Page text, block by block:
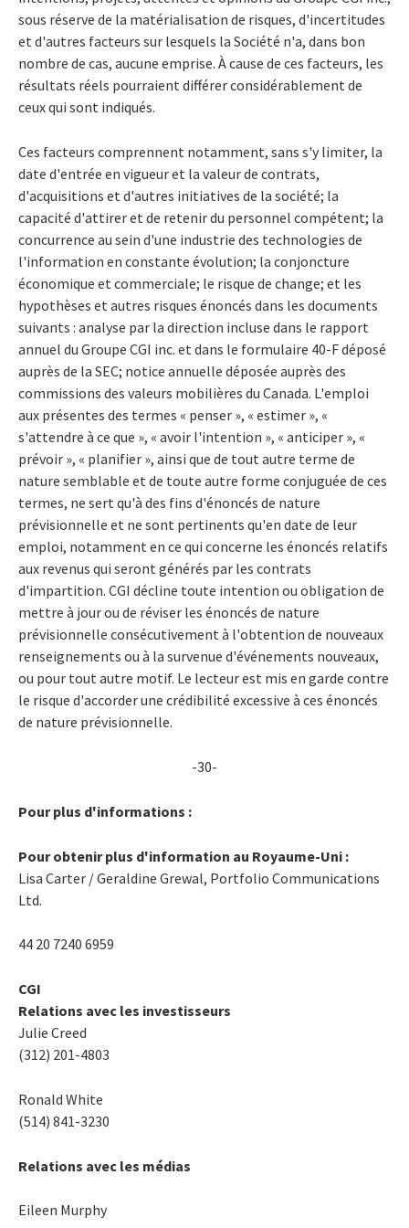
sous réserve de la matérialisation de risques, d'incertitudes
et d'autres facteurs sur lesquels la Société n'a, dans bon
nombre de cas, aucune emprise. À cause de ces facteurs, les
résultats réels pourraient différer considérablement de
ceux qui sont indiqués.
Ces facteurs comprennent notamment, sans s'y limiter, la
date d'entrée en vigueur et la valeur de contrats,
d'acquisitions et d'autres initiatives de la société; la
capacité d'attirer et de retenir du personnel compétent; la
concurrence au sein d'une industrie des technologies de
l'information en constante évolution; la conjoncture
économique et commerciale; le risque de change; et les
hypothèses et autres risques énoncés dans les documents
suivants : analyse par la direction incluse dans le rapport
annuel du Groupe CGI inc. et dans le formulaire 40-F déposé
auprès de la SEC; notice annuelle déposée auprès des
commissions des valeurs mobilières du Canada. L'emploi
aux présentes des termes « penser », « estimer », «
s'attendre à ce que », « avoir l'intention », « anticiper », «
prévoir », « planifier », ainsi que de tout autre terme de
nature semblable et de toute autre forme conjuguée de ces
termes, ne sert qu'à des fins d'énoncés de nature
prévisionnelle et ne sont pertinents qu'en date de leur
emploi, notamment en ce qui concerne les énoncés relatifs
aux revenus qui seront générés par les contrats
d'impartition. CGI décline toute intention ou obligation de
mettre à jour ou de réviser les énoncés de nature
prévisionnelle consécutivement à l'obtention de nouveaux
renseignements ou à la survenue d'événements nouveaux,
ou pour tout autre motif. Le lecteur est mis en garde contre
le risque d'accorder une crédibilité excessive à ces énoncés
de nature prévisionnelle.
-30-
Pour plus d'informations :
Pour obtenir plus d'information au Royaume-Uni :
Lisa Carter / Geraldine Grewal, Portfolio Communications
Ltd.
44 20 7240 6959
CGI
Relations avec les investisseurs
Julie Creed
(312) 201-4803
Ronald White
(514) 841-3230
Relations avec les médias
Eileen Murphy